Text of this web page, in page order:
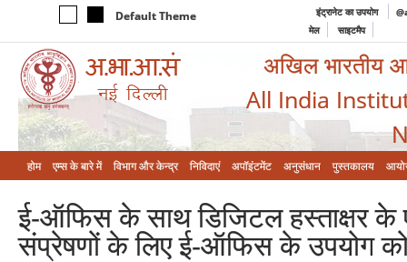
Default Theme इंट्रानेट का उपयोग
मेल
साइटमैप
अखिल भारतीय
All India
होम एम्‍स के बारे में विभाग और केन्‍द्र निविदाएं अपॉइंटमेंट अनुसंधान पुस्तकालय
ई-ऑफिस के साथ डिजिटल हस्‍ताक्षर के
संप्रेषणों के लिए ई-ऑफिस के उपयोग